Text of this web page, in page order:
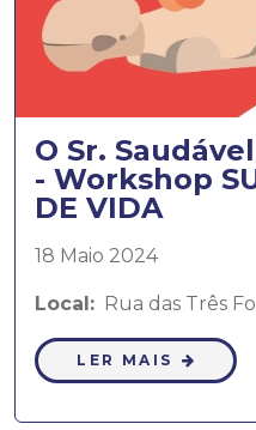
O Sr.
- Workshop
DE VIDA
18 Maio 2024
Local: Rua das Três
LER MAIS